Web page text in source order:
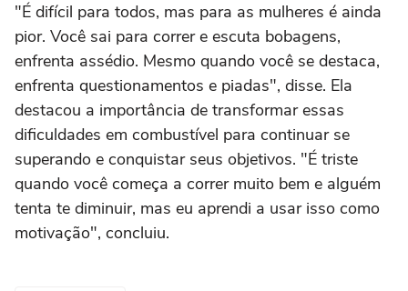
"É difícil para todos, mas para as mulheres é ainda
pior. Você sai para correr e escuta bobagens,
enfrenta assédio. Mesmo quando você se destaca,
enfrenta questionamentos e piadas", disse. Ela
destacou a importância de transformar essas
dificuldades em combustível para continuar se
superando e conquistar seus objetivos. "É triste
quando você começa a correr muito bem e alguém
tenta te diminuir, mas eu aprendi a usar isso como
motivação", concluiu.